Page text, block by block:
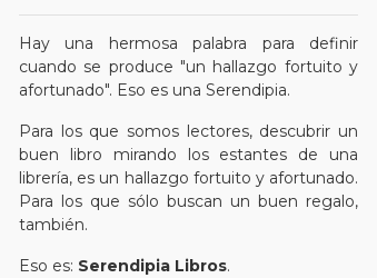
Hay una hermosa palabra para definir
cuando se produce "un hallazgo fortuito y
afortunado". Eso es una Serendipia.
Para los que somos lectores, descubrir un
buen libro mirando los estantes de una
librería, es un hallazgo fortuito y afortunado.
Para los que sólo buscan un buen regalo,
también.
Eso es: Serendipia Libros.